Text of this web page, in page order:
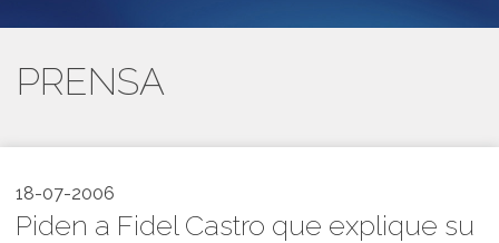
PRENSA
18-07-2006
Piden a Fidel Castro que explique su